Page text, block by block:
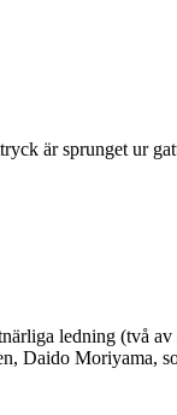
är sprunget ur
ledning (två av
Daido Moriyama,